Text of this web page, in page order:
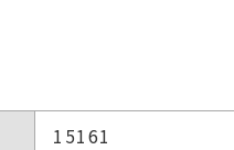
15161